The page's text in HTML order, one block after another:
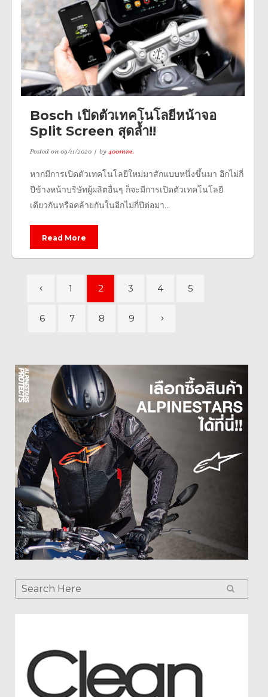
Bosch เปิดตัวเทคโนโลยีหน้าจอ
Split Screen สุดล้ำ!!
Posted on09/11/2020 by400mm.
หากมีการเปิดตัวเทคโนโลยีใหม่มาสักแบบหนึ่งขึ้นมา อีกไม่กี่
ปีข้างหน้าบริษัทผู้ผลิตอื่นๆ ก็จะมีการเปิดตัวเทคโนโลยี
เดียวกันหรือคล้ายกันในอีกไม่กี่ปีต่อมา...
Read More
1 2 3 4 5
6 7 8 9